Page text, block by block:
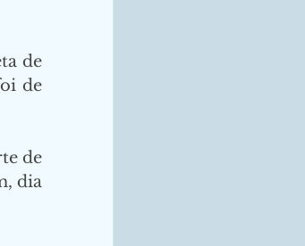
de
de
de
dia